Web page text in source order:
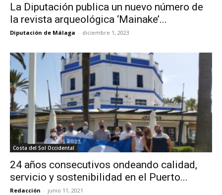
La Diputación publica un nuevo número de
la revista arqueológica ‘Mainake’...
Diputación de Málaga - diciembre 1, 2023
Costa del Sol Occidental
24 años consecutivos ondeando calidad,
servicio y sostenibilidad en el Puerto...
Redacción - junio 11, 2021